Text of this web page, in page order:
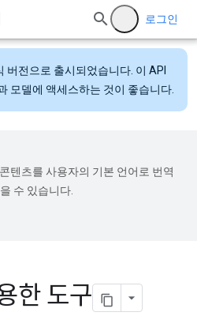
로그인
버전으로 출시되었습니다. 이 API
모델에 액세스하는 것이 좋습니다.
텐츠를 사용자의 기본 언어로 번역
수 있습니다.
한 도구